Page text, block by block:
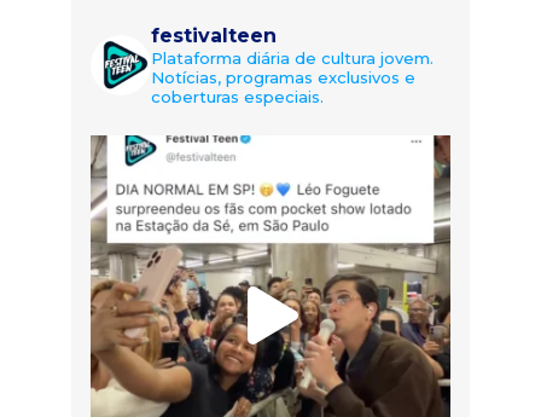
festivalteen
Plataforma diária de cultura jovem.
Notícias, programas exclusivos e
coberturas especiais.